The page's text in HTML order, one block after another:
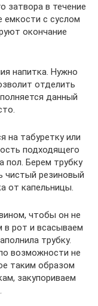
затвора в течение
емкости с суслом
окончание
напитка. Нужно
отделить
данный
на табуретку или
подходящего
пол. Берем трубку
резиновый
от капельницы.
чтобы он не
в рот и всасываем
трубку.
возможности не
таким образом
закупориваем